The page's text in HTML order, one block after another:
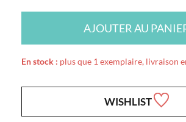
AJOUTER AU
En stock : plus que 1 exemplaire, livraison
WISHLIST